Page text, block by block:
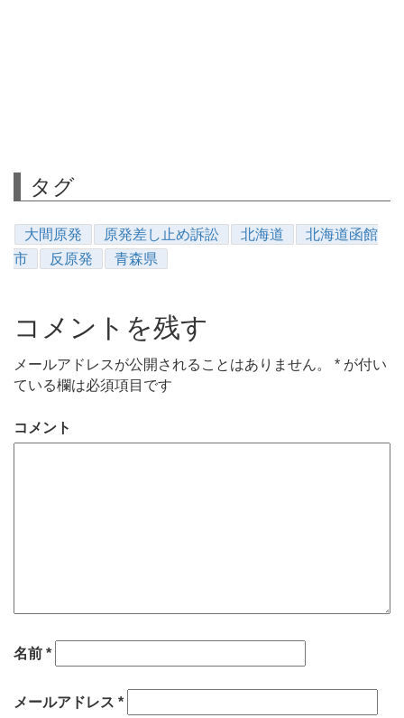
タグ
大間原発 原発差し止め訴訟 北海道
北海道函館
市
反原発 青森県
コメントを残す
メールアドレスが公開されることはありません。 * が付い
ている欄は必須項目です
コメント
名前 *
メールアドレス *